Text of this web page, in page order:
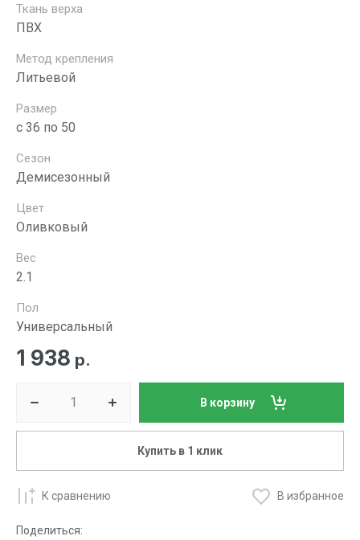
Ткань верха
ПВХ
Метод крепления
Литьевой
Размер
с 36 по 50
Сезон
Демисезонный
Цвет
Оливковый
Вес
2.1
Пол
Универсальный
1 938 р.
В корзину
Купить в 1 клик
К сравнению В избранное
Поделиться: